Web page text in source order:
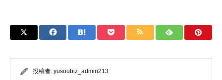
投稿者: yusoubiz_admin213